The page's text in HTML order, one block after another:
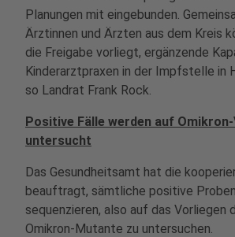
Planungen mit eingebunden.
Ärztinnen und Ärzten aus dem Kreis
die Freigabe vorliegt, ergänzende
Kinderarztpraxen in der Impfstelle in
so Landrat Frank Rock.
Positive Fälle werden auf
untersucht
Das Gesundheitsamt hat die
beauftragt, sämtliche positive
sequenzieren, also auf das Vorliegen
Omikron-Mutante zu untersuchen.